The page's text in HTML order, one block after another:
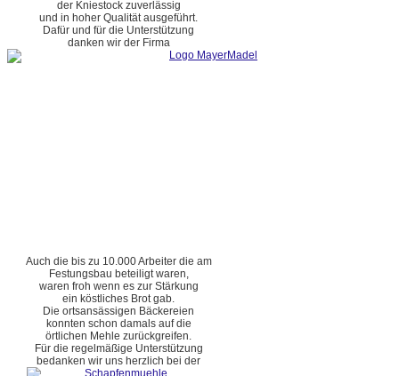
der Kniestock zuverlässig
und in hoher Qualität ausgeführt.
Dafür und für die Unterstützung
danken wir der Firma
Auch die bis zu 10.000 Arbeiter die am
Festungsbau beteiligt waren,
waren froh wenn es zur Stärkung
ein köstliches Brot gab.
Die ortsansässigen Bäckereien
konnten schon damals auf die
örtlichen Mehle zurückgreifen.
Für die regelmäßige Unterstützung
bedanken wir uns herzlich bei der